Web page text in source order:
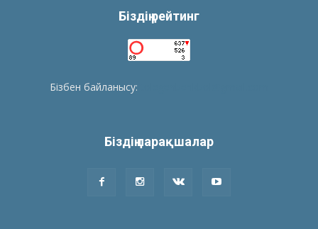
Біздің рейтинг
Бізбен байланысу:
Біздің парақшалар